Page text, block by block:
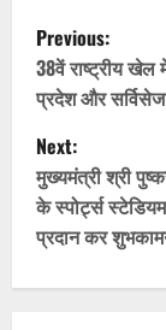
P
o
s
t
n
a
Previous:
38वें राष्ट्रीय खेल
प्रदेश और
Next:
मुख्यमंत्री श्री
के स्पोर्ट्स
प्रदान कर